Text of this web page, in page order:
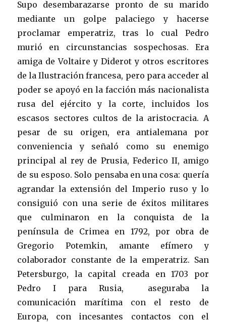
Supo desembarazarse pronto de su marido
mediante un golpe palaciego y hacerse
proclamar emperatriz, tras lo cual Pedro
murió en circunstancias sospechosas. Era
amiga de Voltaire y Diderot y otros escritores
de la Ilustración francesa, pero para acceder al
poder se apoyó en la facción más nacionalista
rusa del ejército y la corte, incluidos los
escasos sectores cultos de la aristocracia. A
pesar de su origen, era antialemana por
conveniencia y señaló como su enemigo
principal al rey de Prusia, Federico II, amigo
de su esposo. Solo pensaba en una cosa: quería
agrandar la extensión del Imperio ruso y lo
consiguió con una serie de éxitos militares
que culminaron en la conquista de la
península de Crimea en 1792, por obra de
Gregorio Potemkin, amante efímero y
colaborador constante de la emperatriz. San
Petersburgo, la capital creada en 1703 por
Pedro I para Rusia, aseguraba la
comunicación marítima con el resto de
Europa, con incesantes contactos con el